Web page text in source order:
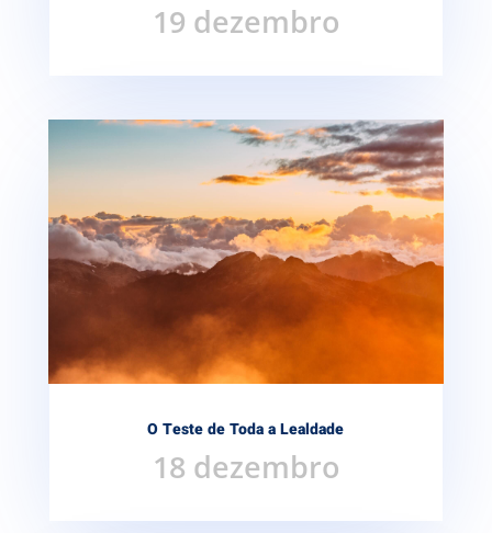
19 dezembro
O Teste de Toda a Lealdade
18 dezembro